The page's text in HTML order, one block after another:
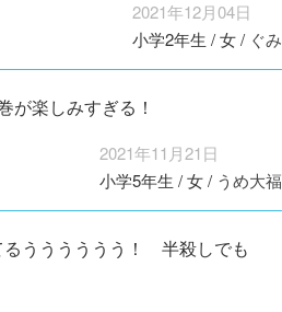
2021年12月04日
小学2年生 /女/ ぐみ
楽しみすぎる！
2021年11月21日
小学5年生 /女/ うめ大福
るうううううう！ 半殺しでも